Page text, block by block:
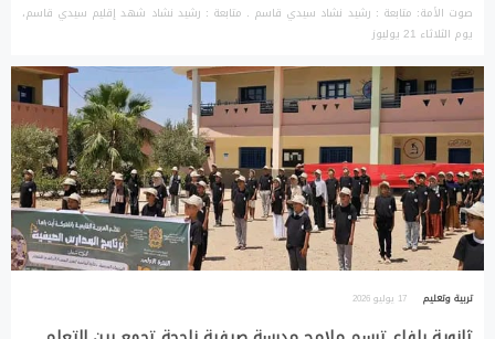
صوت الأمة: متابعة : رشيد نشاد سيدي قاسم . متابعة : رشيد نشاد شهد إقليم سيدي قاسم،
يوم الثلاثاء 21 يوليوز
تربية وتعليم 17 يوليو 2026